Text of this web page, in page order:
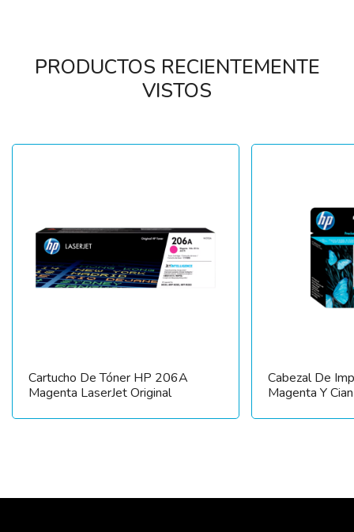
PRODUCTOS RECIENTEMENTE
VISTOS
Cartucho De Tóner HP 206A
Magenta LaserJet Original
Cabezal De
Magenta Y Cian